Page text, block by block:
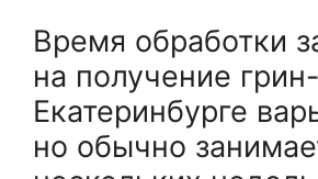
Время обработки
на получение
Екатеринбурге
но обычно